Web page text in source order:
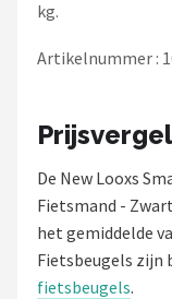
kg.
Artikelnummer :
De New Looxs
Fietsmand -
het gemiddelde
Fietsbeugels zijn
fietsbeugels.